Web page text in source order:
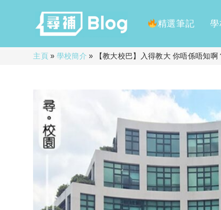
精選筆記
主頁» 學校簡介 » 【教大校巴】入得教大 你唔係唔知